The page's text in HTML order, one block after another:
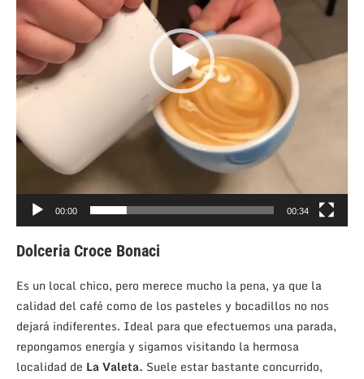
00:00 00:34
Dolceria Croce Bonaci
Es un local chico, pero merece mucho la pena, ya que la
calidad del café como de los pasteles y bocadillos no nos
dejará indiferentes. Ideal para que efectuemos una parada,
repongamos energía y sigamos visitando la hermosa
localidad de La Valeta. Suele estar bastante concurrido,